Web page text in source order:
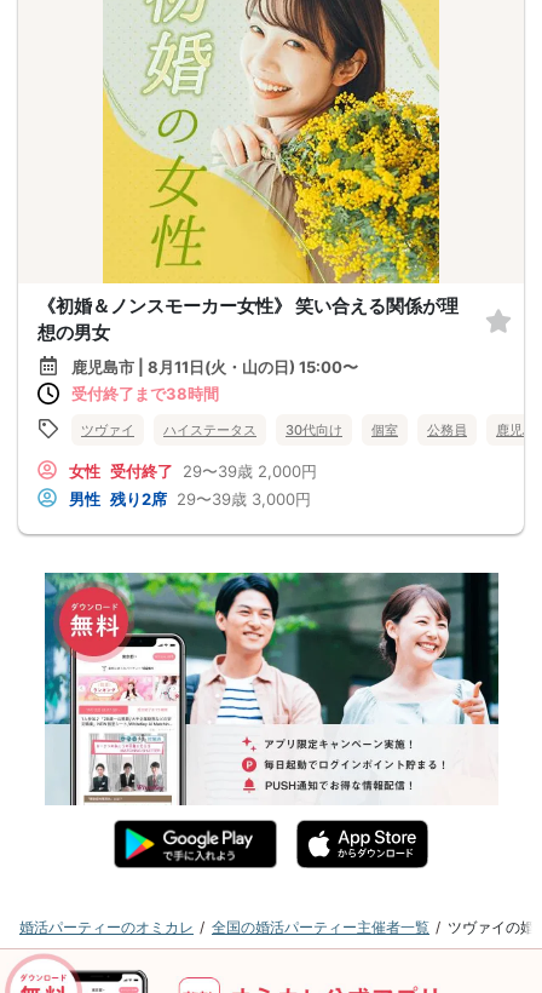
《初婚＆ノンスモーカー女性》 笑い合える関係が理
想の男女
鹿児島市 | 8月11日(火・山の日) 15:00〜
受付終了まで38時間
ツヴァイ ハイステータス 30代向け 個室 公務員 鹿児島
女性 受付終了 29〜39歳 2,000円
男性 残り2席 29〜39歳 3,000円
婚活パーティーのオミカレ 全国の婚活パーティー主催者一覧 ツヴァイの婚